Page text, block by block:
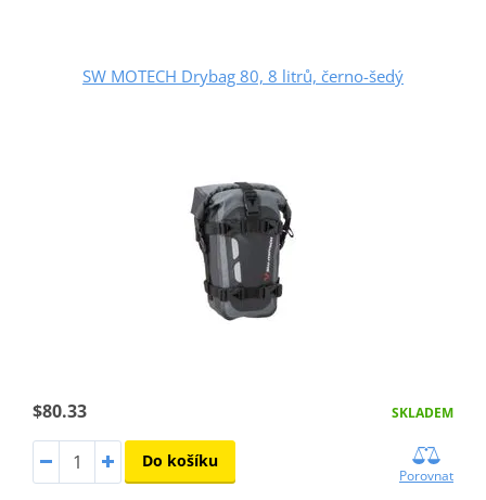
SW MOTECH Drybag 80, 8 litrů, černo-šedý
$80.33 SKLADEM
Do košíku
Porovnat